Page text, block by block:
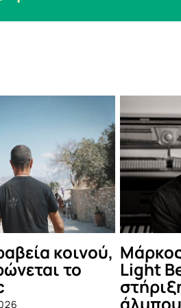
τι έγινε στο
Μέντα
12th, 2025